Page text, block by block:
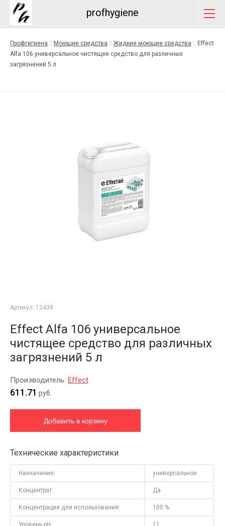
profhygiene
Профгигиена :: Моющие средства :: Жидкие моющие средства :: Effect
Alfa 106 универсальное чистящее средство для различных
загрязнений 5 л
Артикул: 13438
Effect Alfa 106 универсальное
чистящее средство для различных
загрязнений 5 л
Производитель: Effect
611.71 руб.
Технические характеристики
Назначение: универсальное
Концентрат: Да
Концентрация для использования: 100 %
Уровень pH: 11